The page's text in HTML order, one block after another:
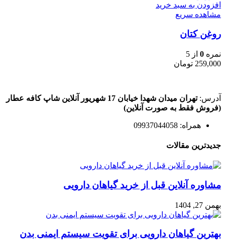
افزودن به سبد خرید
مشاهده سریع
روغن کتان
نمره 0 از 5
259,000 تومان
آدرس:تهران میدان شهدا خیابان 17 شهریور آنلاین شاپ کافه عطار
(فروش فقط به صورت آنلاین)
همراه: 09937044058
جدیدترین مقالات
مشاوره آنلاین قبل از خرید گیاهان دارویی
بهمن 27, 1404
بهترین گیاهان دارویی برای تقویت سیستم ایمنی بدن